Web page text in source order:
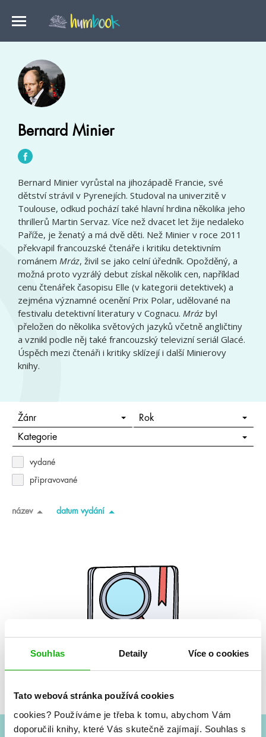
Souhlas Detaily Více o cookies
Tato webová stránka používá cookies
cookies? Používáme je třeba k tomu, abychom Vám
doporučili knihy, které Vás skutečně zajímají. Souhlas s
Bernard Minier
Bernard Minier vyrůstal na jihozápadě Francie, své
dětství strávil v Pyrenejích. Studoval na univerzitě v
Toulouse, odkud pochází také hlavní hrdina několika jeho
thrillerů Martin Servaz. Více než dvacet let žije nedaleko
Paříže, je ženatý a má dvě děti. Než Minier v roce 2011
překvapil francouzské čtenáře i kritiku detektivním
románem Mráz, živil se jako celní úředník. Opožděný, a
možná proto vyzrálý debut získal několik cen, například
cenu čtenářek časopisu Elle (v kategorii detektivek) a
zejména významné ocenění Prix Polar, udělované na
festivalu detektivní literatury v Cognacu. Mráz byl
přeložen do několika světových jazyků včetně angličtiny
a vznikl podle něj také francouzský televizní seriál Glacé.
Úspěch mezi čtenáři i kritiky sklízejí i další Minierovy
knihy.
Žánr Rok
Kategorie
vydané
připravované
název datum vydání